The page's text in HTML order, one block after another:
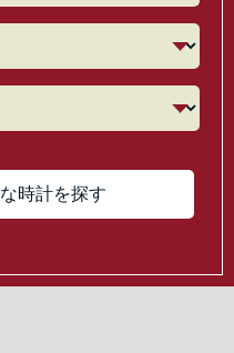
な時計を探す